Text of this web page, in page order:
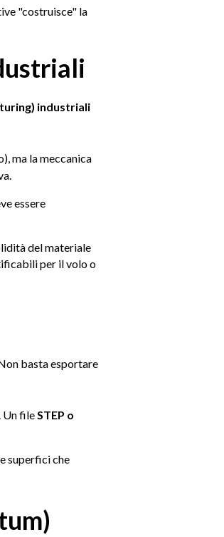
"costruisce" la
industriali
ma la meccanica
essere
del materiale
per il volo o
basta esportare
Un fileSTEP o
superfici che